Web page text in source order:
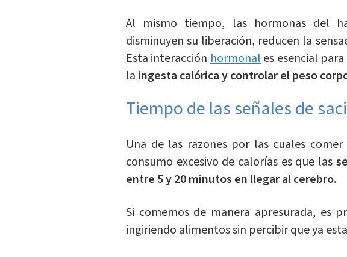
Al mismo tiempo, las hormonas del
disminuyen su liberación, reducen la
Esta interacciónhormonales esencial
la ingesta calórica y controlar el peso
Tiempo de las señales de
Una de las razones por las cuales
consumo excesivo de calorías es que las
entre 5 y 20 minutos en llegar al cerebro.
Si comemos de manera apresurada, es
ingiriendo alimentos sin percibir que ya